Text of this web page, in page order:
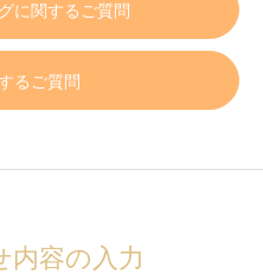
に関するご質問
るご質問
内容の入力